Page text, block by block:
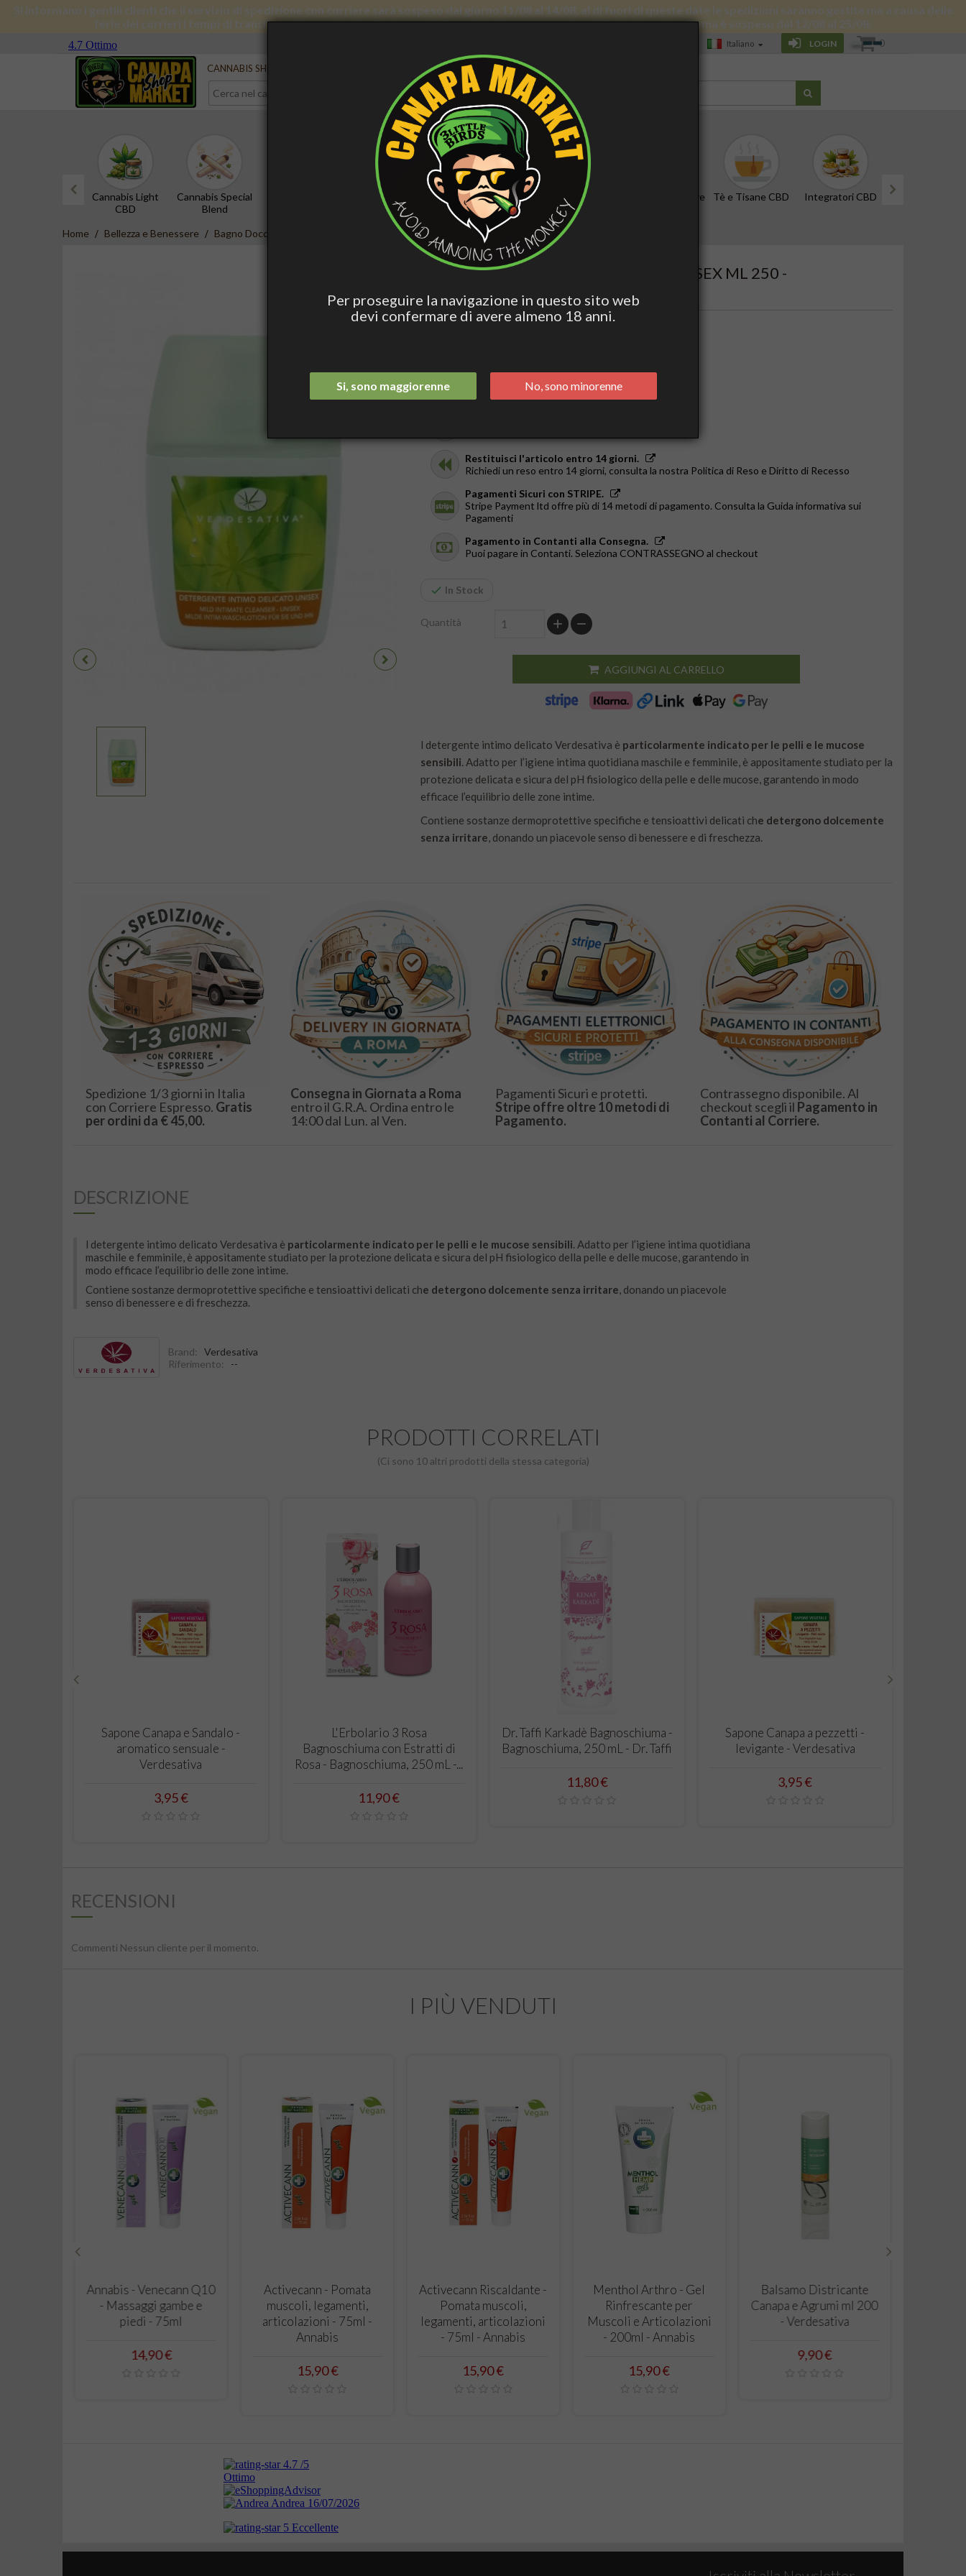
Si informano i gentili clienti che il servizio di spedizione con corriere sarà sospeso dal giorno 11/08 al 14/08, al di fuori di queste date le spedizioni saranno gestite ma a causa delle
ferie dei corrieri i tempi di transito subiranno forti rallentamenti. Il servizio di consegna a domicilio in giornata a Roma è sospeso dal 12/08 al 25/08.
Serve aiuto? Italiano LOGIN 0
CANNABIS SHOP CURA PERSONALE ACCESS. FUMATORI
Cannabis Light
CBD
Cannabis Special
Blend
Hashish Special
Blend
Edibili Attivi Per Dormire Olio CBD e Tinture Tè e Tisane CBD Integratori CBD
Home Bellezza e Benessere Bagno Doccia Detergente Intimo Delicato Unisex ml 250 - Verdesativa
DETERGENTE INTIMO DELICATO UNISEX ML 250 -
Spedizione Italia 2/3 Giorni.
Restituisci l'articolo entro 14 giorni.
Richiedi un reso entro 14 giorni, consulta la nostra Politica di Reso e Diritto di Recesso
Pagamenti Sicuri con STRIPE.
Stripe Payment ltd offre più di 14 metodi di pagamento. Consulta la Guida informativa sui
Pagamenti
Pagamento in Contanti alla Consegna.
Puoi pagare in Contanti. Seleziona CONTRASSEGNO al checkout
In Stock
Quantità
AGGIUNGI AL CARRELLO
l detergente intimo delicato Verdesativa è particolarmente indicato per le pelli e le mucose
sensibili. Adatto per l’igiene intima quotidiana maschile e femminile, è appositamente studiato per la
protezione delicata e sicura del pH fisiologico della pelle e delle mucose, garantendo in modo
efficace l’equilibrio delle zone intime.
Contiene sostanze dermoprotettive specifiche e tensioattivi delicati che detergono dolcemente
senza irritare, donando un piacevole senso di benessere e di freschezza.
Spedizione 1/3 giorni in Italia
con Corriere Espresso. Gratis
per ordini da € 45,00.
Consegna in Giornata a Roma
entro il G.R.A. Ordina entro le
14:00 dal Lun. al Ven.
Pagamenti Sicuri e protetti.
Stripe offre oltre 10 metodi di
Pagamento.
Contrassegno disponibile. Al
checkout scegli il Pagamento in
Contanti al Corriere.
DESCRIZIONE
l detergente intimo delicato Verdesativa è particolarmente indicato per le pelli e le mucose sensibili. Adatto per l’igiene intima quotidiana
maschile e femminile, è appositamente studiato per la protezione delicata e sicura del pH fisiologico della pelle e delle mucose, garantendo in
modo efficace l’equilibrio delle zone intime.
Contiene sostanze dermoprotettive specifiche e tensioattivi delicati che detergono dolcemente senza irritare, donando un piacevole
senso di benessere e di freschezza.
Brand:
Verdesativa
Riferimento:
--
PRODOTTI CORRELATI
(Ci sono 10 altri prodotti della stessa categoria)
CARRELLO
Sapone Canapa e Sandalo -
aromatico sensuale -
Verdesativa
Prezzo
3,95 €
CARRELLO
L'Erbolario 3 Rosa
Bagnoschiuma con Estratti di
Rosa - Bagnoschiuma, 250 mL -...
Prezzo
11,90 €
CARRELLO
Dr. Taffi Karkadè Bagnoschiuma -
Bagnoschiuma, 250 mL - Dr. Taffi
Prezzo
11,80 €
CARRELLO
Sapone Canapa a pezzetti -
levigante - Verdesativa
Prezzo
3,95 €
RECENSIONI
Commenti Nessun cliente per il momento.
I PIÙ VENDUTI
CARRELLO
Annabis - Venecann Q10
- Massaggi gambe e
piedi - 75ml
Prezzo
14,90 €
CARRELLO
Activecann - Pomata
muscoli, legamenti,
articolazioni - 75ml -
Annabis
Prezzo
15,90 €
CARRELLO
Activecann Riscaldante -
Pomata muscoli,
legamenti, articolazioni
- 75ml - Annabis
Prezzo
15,90 €
CARRELLO
Menthol Arthro - Gel
Rinfrescante per
Muscoli e Articolazioni
- 200ml - Annabis
Prezzo
15,90 €
CARRELLO
Balsamo Districante
Canapa e Agrumi ml 200
- Verdesativa
Prezzo
9,90 €
Per proseguire la navigazione in questo sito web
devi confermare di avere almeno 18 anni.
Si, sono maggiorenne No, sono minorenne